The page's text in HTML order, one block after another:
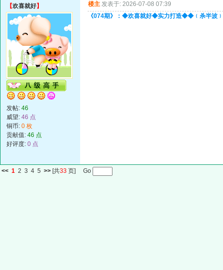
【欢喜就好】
发帖: 46
威望: 46 点
铜币: 0 枚
贡献值: 46 点
好评度: 0 点
楼主 发表于: 2026-07-08 07:39
《074期》：◆欢喜就好◆实力打造◆◆﹛杀半波
<< 1 2 3 4 5 >> [共33 页] Go